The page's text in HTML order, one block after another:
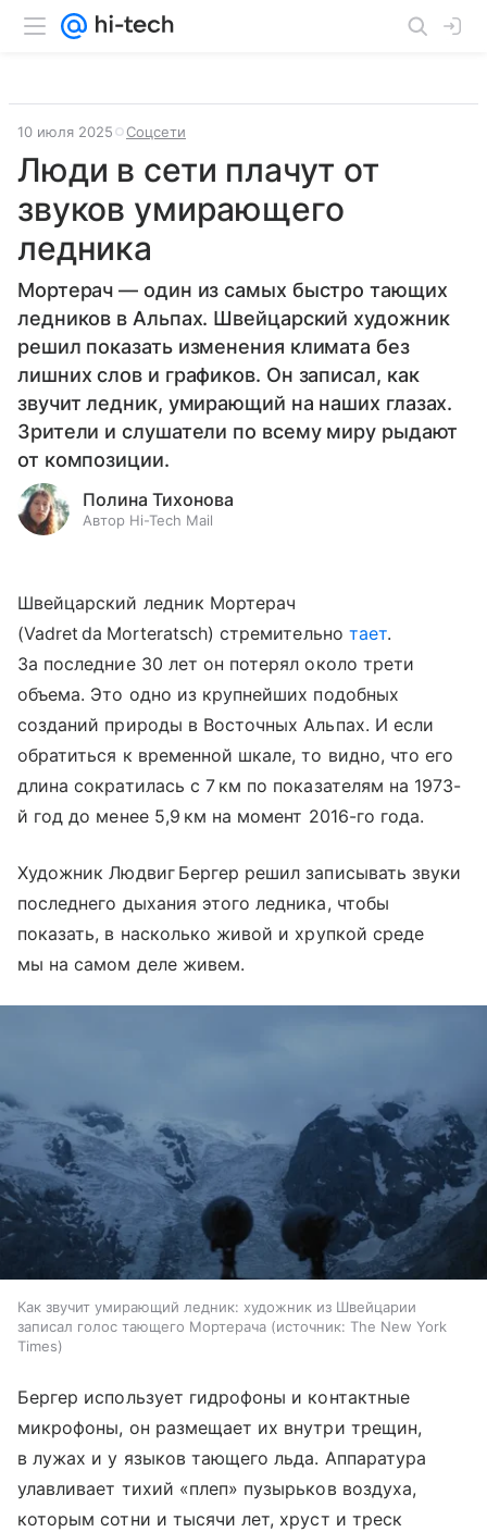
10 июля 2025 Соцсети
Люди в сети плачут от
звуков умирающего
ледника
Мортерач — один из самых быстро тающих
ледников в Альпах. Швейцарский художник
решил показать изменения климата без
лишних слов и графиков. Он записал, как
звучит ледник, умирающий на наших глазах.
Зрители и слушатели по всему миру рыдают
от композиции.
Полина Тихонова
Автор Hi-Tech Mail
Швейцарский ледник Мортерач
(Vadret da Morteratsch) стремительно тает.
За последние 30 лет он потерял около трети
объема. Это одно из крупнейших подобных
созданий природы в Восточных Альпах. И если
обратиться к временной шкале, то видно, что его
длина сократилась с 7 км по показателям на 1973-
й год до менее 5,9 км на момент 2016-го года.
Художник Людвиг Бергер решил записывать звуки
последнего дыхания этого ледника, чтобы
показать, в насколько живой и хрупкой среде
мы на самом деле живем.
Как звучит умирающий ледник: художник из Швейцарии
записал голос тающего Мортерача
источник: The New York
Times
Бергер использует гидрофоны и контактные
микрофоны, он размещает их внутри трещин,
в лужах и у языков тающего льда. Аппаратура
улавливает тихий «плеп» пузырьков воздуха,
которым сотни и тысячи лет, хруст и треск